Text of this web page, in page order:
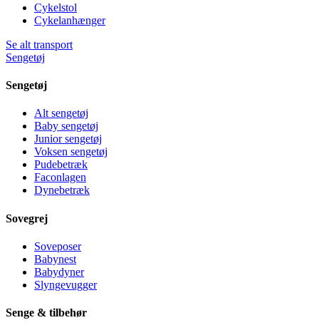
Cykelstol
Cykelanhænger
Se alt transport
Sengetøj
Sengetøj
Alt sengetøj
Baby sengetøj
Junior sengetøj
Voksen sengetøj
Pudebetræk
Faconlagen
Dynebetræk
Sovegrej
Soveposer
Babynest
Babydyner
Slyngevugger
Senge & tilbehør